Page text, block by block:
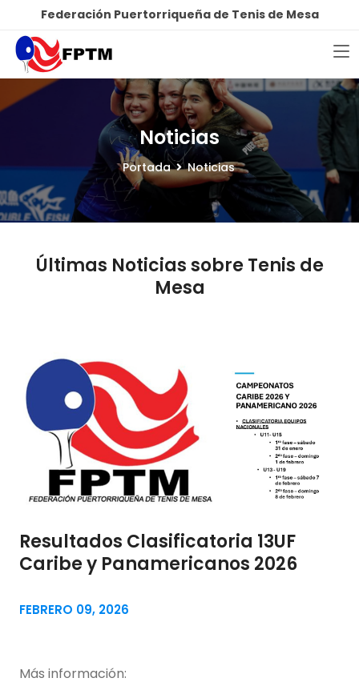
Federación Puertorriqueña de Tenis de Mesa
Noticias
Portada Noticias
Últimas Noticias sobre Tenis de
Mesa
Resultados Clasificatoria 13UF
Caribe y Panamericanos 2026
FEBRERO 09, 2026
Más información: